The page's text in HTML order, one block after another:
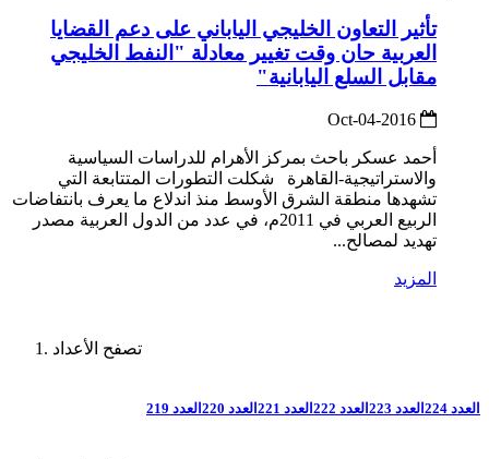
تأثير التعاون الخليجي الياباني على دعم القضايا
العربية حان وقت تغيير معادلة "النفط الخليجي
مقابل السلع اليابانية"
أحمد عسكر باحث بمركز الأهرام للدراسات السياسية
والاستراتيجية-القاهرة شكلت التطورات المتتابعة التي
تشهدها منطقة الشرق الأوسط منذ اندلاع ما يعرف بانتفاضات
الربيع العربي في 2011م، في عدد من الدول العربية مصدر
تهديد لمصالح...
المزيد
تصفح الأعداد
العدد 224 العدد 223 العدد 222 العدد 221 العدد 220 العدد 219